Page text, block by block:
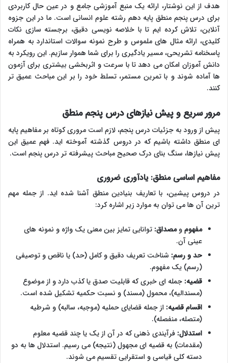
هدف از این نوشتار، ارائه یک منبع آموزشی جامع و در عین حال کاربردی
برای درس پنجم منطق پایه دهم رشته علوم انسانی است. ما در این جزوه
آنلاین، تلاش کرده ایم تا با خلاصه نویسی دقیق، برجسته سازی نکات
کلیدی، ارائه مثال های ملموس و طرح نمونه سوالات استاندارد به همراه
پاسخنامه تشریحی، مسیر یادگیری را برای شما هموار سازیم. این رویکرد به
دانش آموزان امکان می دهد تا با سرعت و اثربخشی بیشتری برای آزمون
ها آماده شوند و با تمرین مستمر، تسلط خود را بر این مباحث عمیق تر
کنند.
مرور سریع و پیش نیازهای درس پنجم منطق
پیش از ورود به جزئیات درس پنجم، لازم است مروری کوتاه بر مفاهیم پایه
ای منطق داشته باشیم که در دروس گذشته آموخته اید. فهم عمیق این
پیش نیازها، سنگ بنای درک صحیح مباحث پیشرفته تر درس پنجم است.
مفاهیم اساسی منطق: یادآوری ضروری
در دروس پیشین، با تعاریف بنیادین منطق آشنا شده اید. از جمله مهم
ترین آن ها می توان به موارد زیر اشاره کرد:
مفهومومصداق: توانایی تمایز بین معنی یک واژه و نمونه های
عینی آن.
حد و رسم: شناخت تعریف دقیق و کامل (حد) یا ناقص و توصیفی
(رسم) یک مفهوم.
قضیه: جمله ای خبری که قابلیت صدق یا کذب دارد و از موضوع
(مسندالیه)، محمول (مسند) و نسبت حکمیه تشکیل شده است.
اقسام قضیه: از جمله قضایای حملیه (موجبه، سالبه) و شرطیه
(متصله، منفصله).
استدلال: فرآیندی ذهنی که در آن از یک یا چند قضیه معلوم
(مقدمات) به قضیه ای مجهول (نتیجه) می رسیم. استدلال ها به دو
دسته کلی قیاسی و استقرایی تقسیم می شوند.